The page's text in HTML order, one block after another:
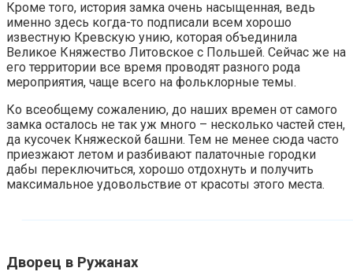
Кроме того, история замка очень насыщенная, ведь
именно здесь когда-то подписали всем хорошо
известную Кревскую унию, которая объединила
Великое Княжество Литовское с Польшей. Сейчас же на
его территории все время проводят разного рода
мероприятия, чаще всего на фольклорные темы.
Ко всеобщему сожалению, до наших времен от самого
замка осталось не так уж много – несколько частей стен,
да кусочек Княжеской башни. Тем не менее сюда часто
приезжают летом и разбивают палаточные городки
дабы переключиться, хорошо отдохнуть и получить
максимальное удовольствие от красоты этого места.
Дворец в Ружанах